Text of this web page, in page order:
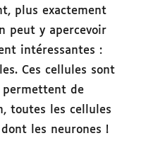
plus exactement
peut y apercevoir
intéressantes :
Ces cellules sont
de
toutes les cellules
les neurones !